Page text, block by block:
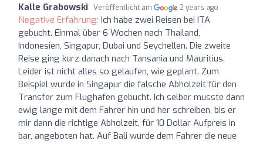
Kalle Grabowski Veröffentlicht am 2 years ago
Negative Erfahrung: Ich habe zwei Reisen bei ITA
gebucht. Einmal über 6 Wochen nach Thailand,
Indonesien, Singapur, Dubai und Seychellen. Die zweite
Reise ging kurz danach nach Tansania und Mauritius.
Leider ist nicht alles so gelaufen, wie geplant. Zum
Beispiel wurde in Singapur die falsche Abholzeit für den
Transfer zum Flughafen gebucht. Ich selber musste dann
ewig lange mit dem Fahrer hin und her schreiben, bis er
mir dann die richtige Abholzeit, für 10 Dollar Aufpreis in
bar, angeboten hat. Auf Bali wurde dem Fahrer die neue